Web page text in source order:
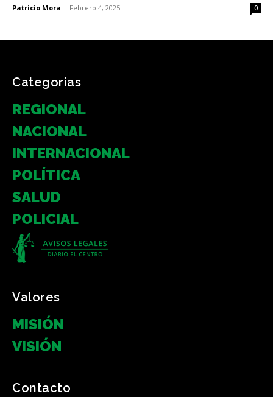
Patricio Mora - Febrero 4, 2025 0
Categorias
REGIONAL
NACIONAL
INTERNACIONAL
POLÍTICA
SALUD
POLICIAL
Valores
MISIÓN
VISIÓN
Contacto